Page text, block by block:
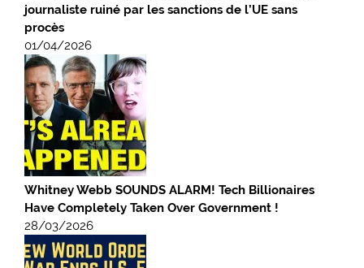
journaliste ruiné par les sanctions de l’UE sans
procès
01/04/2026
Whitney Webb SOUNDS ALARM! Tech Billionaires
Have Completely Taken Over Government !
28/03/2026